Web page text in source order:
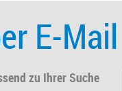
E-Mail
zu Ihrer Suche